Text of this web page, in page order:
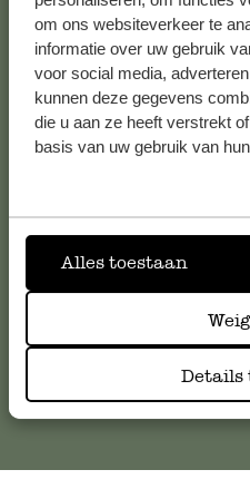
om ons websiteverkeer te
informatie over uw gebruik
voor social media,
kunnen deze gegevens
die u aan ze heeft verstrekt
basis van uw gebruik van
Alles toestaan
Details
Bekijk alle 62 winkels
meestgestelde vragen.
Online Klantenservice